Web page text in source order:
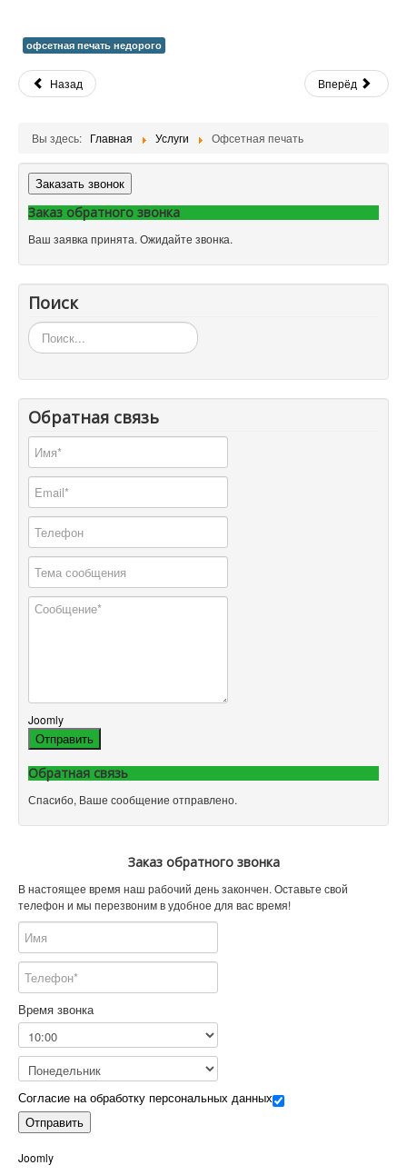
офсетная печать недорого
Назад Вперёд
Вы здесь: Главная Услуги Офсетная печать
Заказать звонок
Заказ обратного звонка
Ваш заявка принята. Ожидайте звонка.
Поиск
Искать...
Обратная связь
Joomly
Отправить
Обратная связь
Спасибо, Ваше сообщение отправлено.
Заказ обратного звонка
В настоящее время наш рабочий день закончен. Оставьте свой
телефон и мы перезвоним в удобное для вас время!
Время звонка
Согласие на обработку персональных данных
Отправить
Joomly